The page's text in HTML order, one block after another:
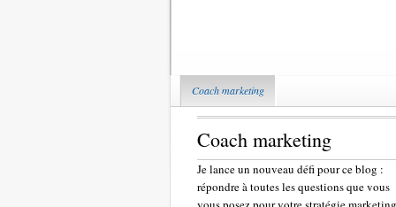
Coach marketing
Coach marketing
Je lance un nouveau défi pour ce blog :
répondre à toutes les questions que vous